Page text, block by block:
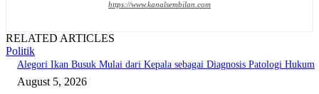
https://www.kanalsembilan.com
RELATED ARTICLES
Politik
Alegori Ikan Busuk Mulai dari Kepala sebagai Diagnosis Patologi Hukum
August 5, 2026